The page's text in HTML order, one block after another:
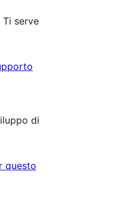
Ti serve
di
questo